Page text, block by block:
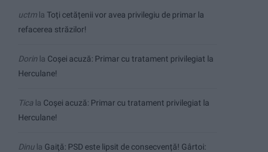
uctmla Toți cetățenii vor avea privilegiu de primar la
refacerea străzilor!
Dorin la Coșei acuză: Primar cu tratament privilegiat la
Herculane!
Tica la Coșei acuză: Primar cu tratament privilegiat la
Herculane!
Dinu la Gaiţă: PSD este lipsit de consecvență! Gârtoi: